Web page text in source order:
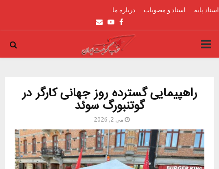
اسناد پایه اسناد و مصوبات درباره ما
Facebook
Youtube
Email
PRIMARY
راهپیمایی گسترده روز جهانی کارگر در
گوتنبورگ سوئد
می 2, 2026